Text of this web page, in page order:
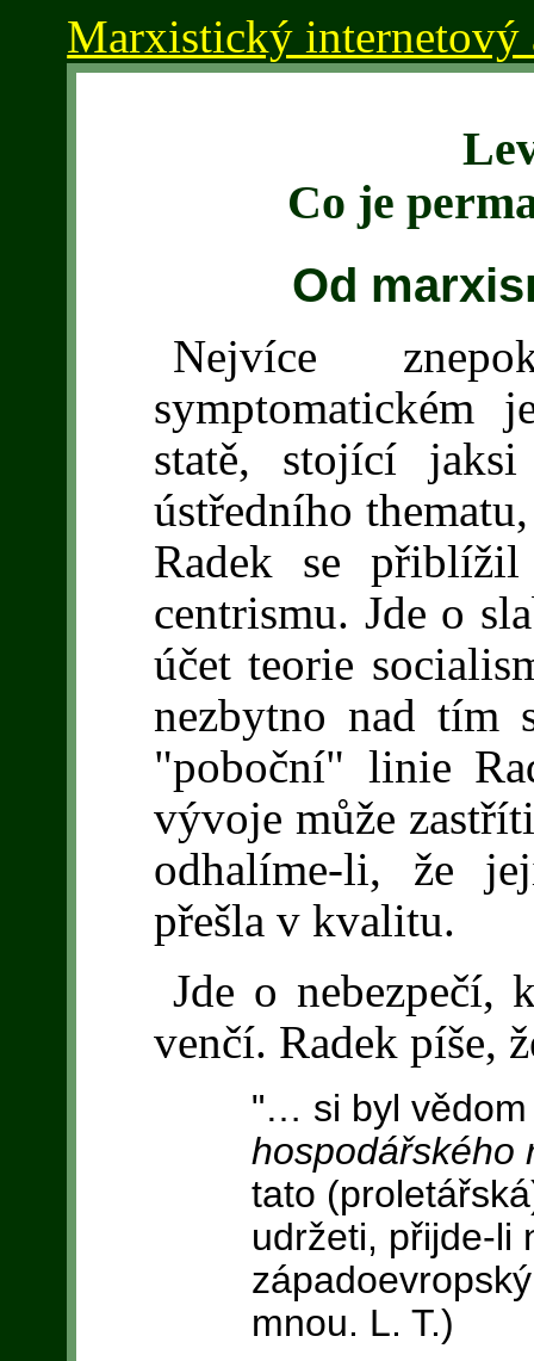
Marxistický internetový
Co je
Od
Nejvíce
symptomatickém
statě, stojící
ústředního
Radek se
centrismu. Jde o
účet teorie
nezbytno nad tím
"poboční" linie
vývoje může
odhalíme-li, že
přešla v kvalitu.
Jde o nebezpečí,
venčí. Radek píše,
"… si byl
hospodářského
tato
udržeti, přijde-li
mnou. L. T.)